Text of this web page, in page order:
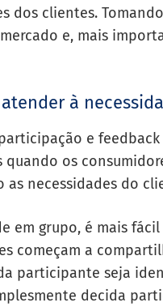
dos clientes.
e, mais
à
e
os
as necessidades do
em grupo, é mais
começam a
participante seja
decida